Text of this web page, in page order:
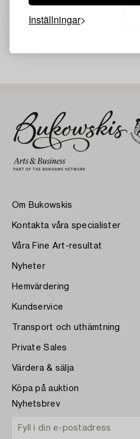
Inställningar
Om Bukowskis
Kontakta våra specialister
Våra Fine Art-resultat
Nyheter
Hemvärdering
Kundservice
Transport och uthämtning
Private Sales
Värdera & sälja
Köpa på auktion
Nyhetsbrev